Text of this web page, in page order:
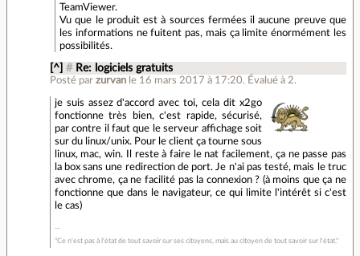
TeamViewer.
Vu que le produit est à sources fermées il aucune preuve que
les informations ne fuitent pas, mais ça limite énormément les
possibilités.
[^] # Re: logiciels gratuits
Posté par zurvan le 16 mars 2017 à 17:20.Évalué à 2.
je suis assez d'accord avec toi, cela dit x2go
fonctionne très bien, c'est rapide, sécurisé,
par contre il faut que le serveur affichage soit
sur du linux/unix. Pour le client ça tourne sous
linux, mac, win. Il reste à faire le nat facilement, ça ne passe pas
la box sans une redirection de port. Je n'ai pas testé, mais le truc
avec chrome, ça ne facilité pas la connexion ? (à moins que ça ne
fonctionne que dans le navigateur, ce qui limite l'intérêt si c'est
le cas)
"Ce n'est pas à l'état de tout savoir sur ses citoyens, mais au citoyen de tout savoir sur l'état."